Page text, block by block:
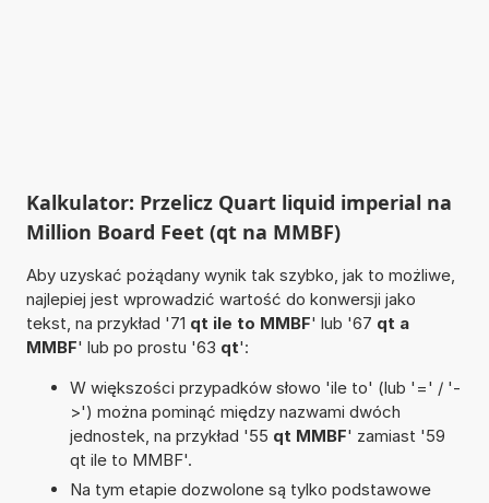
Kalkulator: Przelicz Quart liquid imperial na
Million Board Feet (qt na MMBF)
Aby uzyskać pożądany wynik tak szybko, jak to możliwe,
najlepiej jest wprowadzić wartość do konwersji jako
tekst, na przykład '71 qt ile to MMBF' lub '67 qt a
MMBF' lub po prostu '63 qt':
W większości przypadków słowo 'ile to' (lub '=' / '-
>') można pominąć między nazwami dwóch
jednostek, na przykład '55 qt MMBF' zamiast '59
qt ile to MMBF'.
Na tym etapie dozwolone są tylko podstawowe